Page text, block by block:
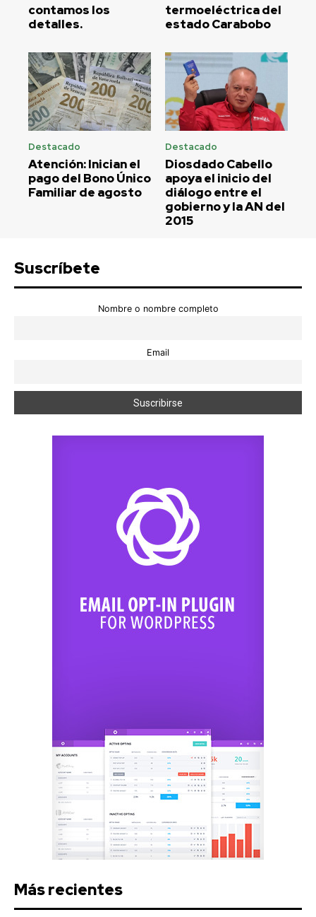
contamos los
detalles.
termoeléctrica del
estado Carabobo
Destacado
Atención: Inician el
pago del Bono Único
Familiar de agosto
Destacado
Diosdado Cabello
apoya el inicio del
diálogo entre el
gobierno y la AN del
2015
Suscríbete
Nombre o nombre completo
Email
Más recientes